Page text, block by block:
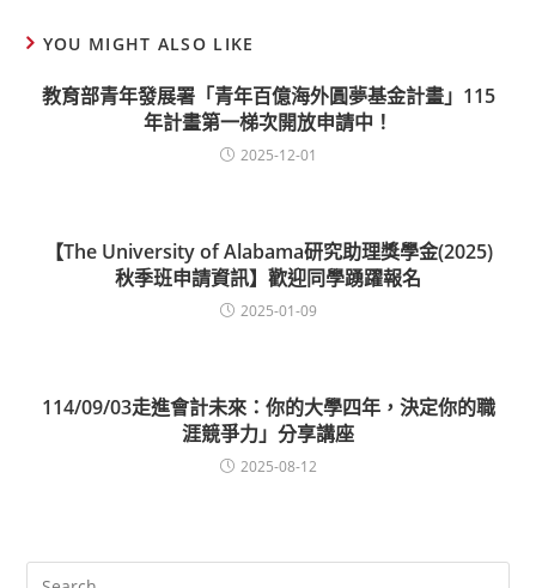
YOU MIGHT ALSO LIKE
教育部青年發展署「青年百億海外圓夢基金計畫」115
年計畫第一梯次開放申請中！
2025-12-01
【The University of Alabama研究助理獎學金(2025)
秋季班申請資訊】歡迎同學踴躍報名
2025-01-09
114/09/03走進會計未來：你的大學四年，決定你的職
涯競爭力」分享講座
2025-08-12